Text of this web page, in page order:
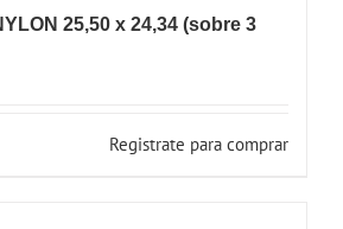
25,50 x 24,34 (sobre 3
Registrate para comprar